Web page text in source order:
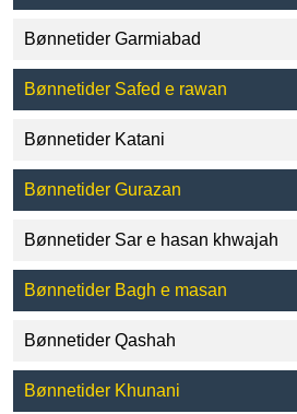
Bønnetider Garmiabad
Bønnetider Safed e rawan
Bønnetider Katani
Bønnetider Gurazan
Bønnetider Sar e hasan khwajah
Bønnetider Bagh e masan
Bønnetider Qashah
Bønnetider Khunani